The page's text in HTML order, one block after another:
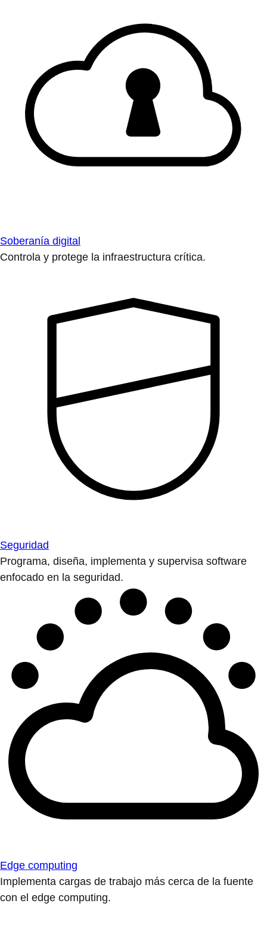
Soberanía digital
Controla y protege la infraestructura crítica.
Seguridad
Programa, diseña, implementa y supervisa software
enfocado en la seguridad.
Edge computing
Implementa cargas de trabajo más cerca de la fuente
con el edge computing.